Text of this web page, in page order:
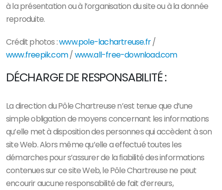
à la présentation ou à l’organisation du site ou à la donnée
reproduite.
Crédit photos :www.pole-lachartreuse.fr/
www.freepik.com/www.all-free-download.com
DÉCHARGE DE RESPONSABILITÉ :
La direction du Pôle Chartreuse n’est tenue que d’une
simple obligation de moyens concernant les informations
qu’elle met à disposition des personnes qui accèdent à son
site Web. Alors même qu’elle a effectué toutes les
démarches pour s’assurer de la fiabilité des informations
contenues sur ce site Web, le Pôle Chartreuse ne peut
encourir aucune responsabilité de fait d’erreurs,